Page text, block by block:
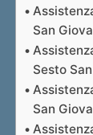
San
Sesto
San